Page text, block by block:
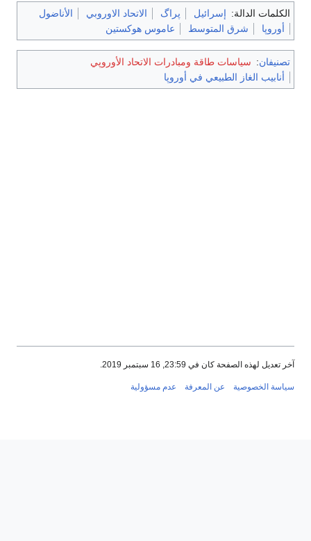
الأناضول